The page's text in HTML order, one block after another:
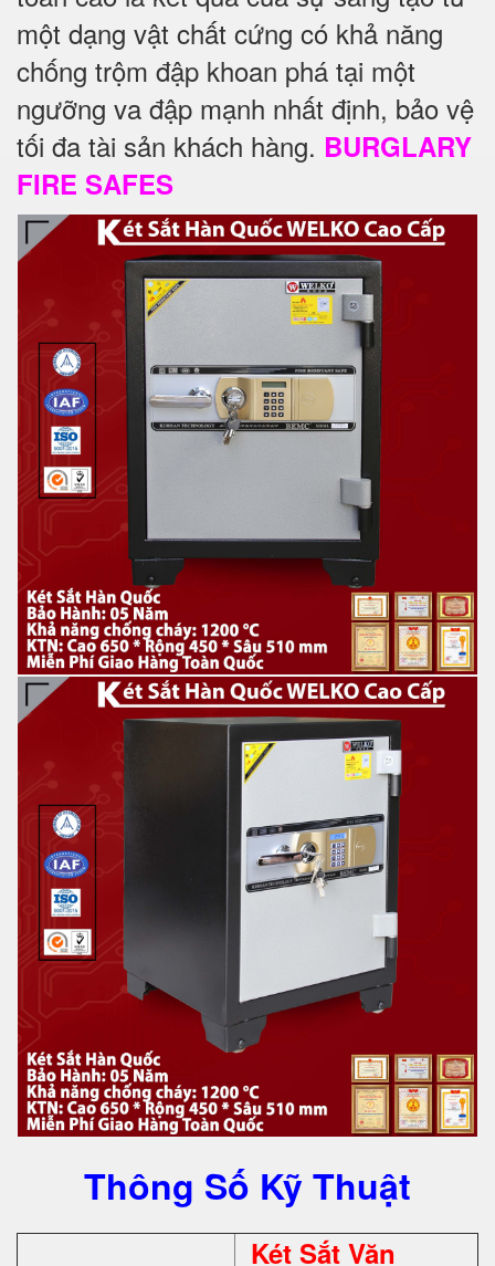
một dạng vật chất cứng có khả năng
chống trộm đập khoan phá tại một
ngưỡng va đập mạnh nhất định, bảo vệ
tối đa tài sản khách hàng. BURGLARY
FIRE SAFES
Thông Số Kỹ Thuật
Két Sắt Văn